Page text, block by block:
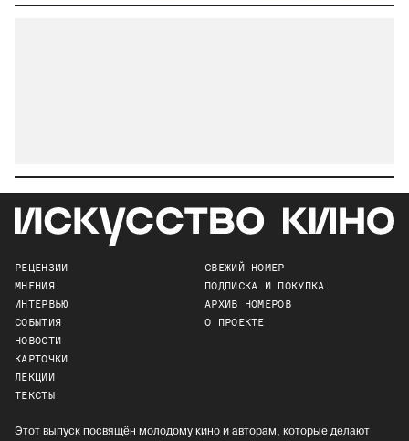
РЕЦЕНЗИИ
МНЕНИЯ
ИНТЕРВЬЮ
СОБЫТИЯ
НОВОСТИ
КАРТОЧКИ
ЛЕКЦИИ
ТЕКСТЫ
СВЕЖИЙ НОМЕР
ПОДПИСКА И ПОКУПКА
АРХИВ НОМЕРОВ
О ПРОЕКТЕ
Этот выпуск посвящён молодому кино и авторам, которые делают